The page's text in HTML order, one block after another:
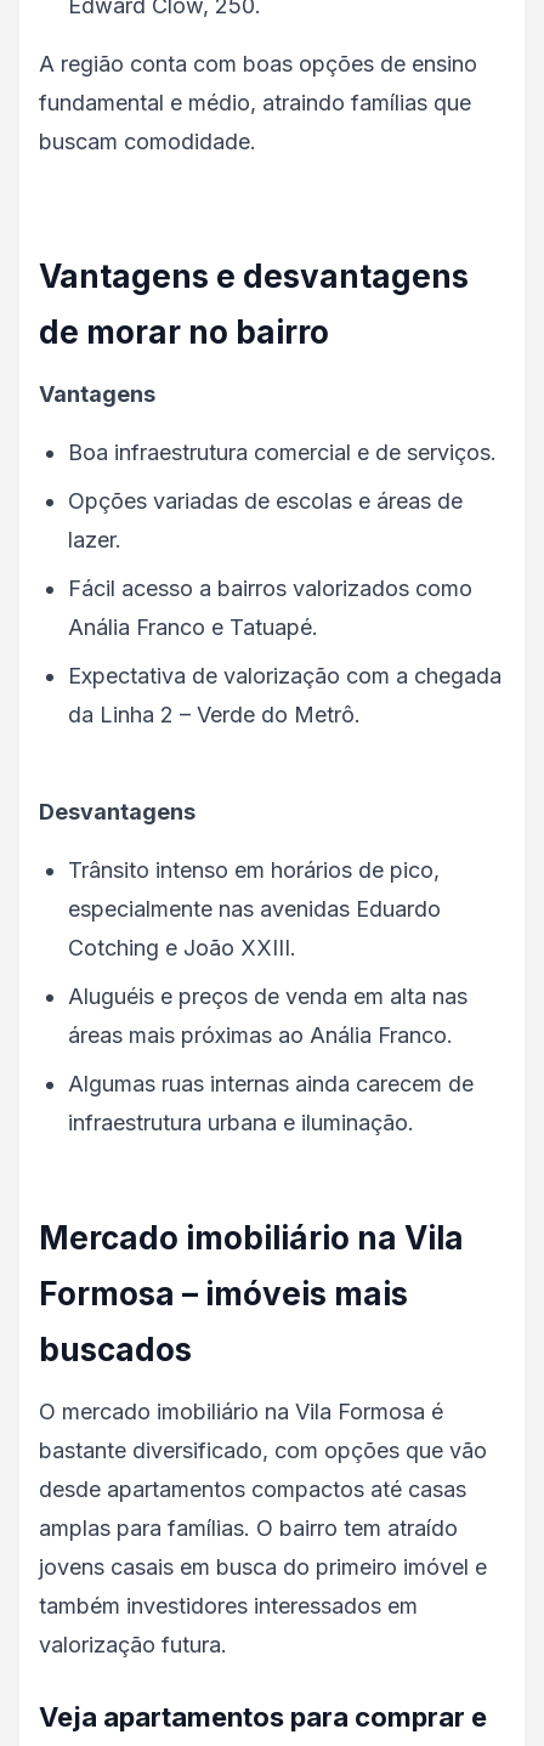
A região conta com boas opções de ensino
fundamental e médio, atraindo famílias que
buscam comodidade.
Vantagens e desvantagens
de morar no bairro
Vantagens
Boa infraestrutura comercial e de serviços.
Opções variadas de escolas e áreas de
lazer.
Fácil acesso a bairros valorizados como
Anália Franco e Tatuapé.
Expectativa de valorização com a chegada
da Linha 2 – Verde do Metrô.
Desvantagens
Trânsito intenso em horários de pico,
especialmente nas avenidas Eduardo
Cotching e João XXIII.
Aluguéis e preços de venda em alta nas
áreas mais próximas ao Anália Franco.
Algumas ruas internas ainda carecem de
infraestrutura urbana e iluminação.
Mercado imobiliário na Vila
Formosa – imóveis mais
buscados
O mercado imobiliário na Vila Formosa é
bastante diversificado, com opções que vão
desde apartamentos compactos até casas
amplas para famílias. O bairro tem atraído
jovens casais em busca do primeiro imóvel e
também investidores interessados em
valorização futura.
Veja apartamentos para comprar e